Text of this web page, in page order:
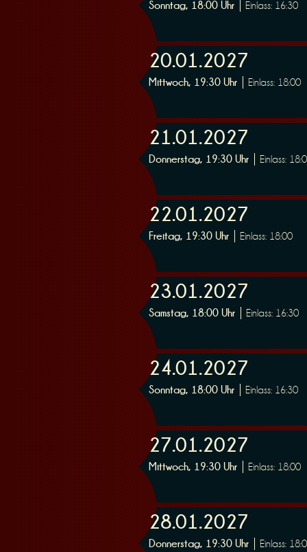
Sonntag, 18:00 Uhr Einlass: 16:30
20.01.2027
Mittwoch, 19:30 Uhr Einlass: 18:00
21.01.2027
Donnerstag, 19:30 Uhr Einlass:
22.01.2027
Freitag, 19:30 Uhr Einlass: 18:00
23.01.2027
Samstag, 18:00 Uhr Einlass: 16:30
24.01.2027
Sonntag, 18:00 Uhr Einlass: 16:30
27.01.2027
Mittwoch, 19:30 Uhr Einlass: 18:00
28.01.2027
Donnerstag, 19:30 Uhr Einlass: